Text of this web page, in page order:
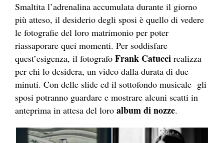
Smaltita l’adrenalina accumulata durante il giorno
più atteso, il desiderio degli sposi è quello di vedere
le fotografie del loro matrimonio per poter
riassaporare quei momenti. Per soddisfare
quest’esigenza, il fotografo Frank Catucci realizza
per chi lo desidera, un video dalla durata di due
minuti. Con delle slide ed il sottofondo musicale gli
sposi potranno guardare e mostrare alcuni scatti in
anteprima in attesa del loro album di nozze.